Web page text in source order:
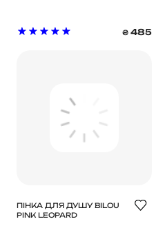
₴ 485
ПІНКА ДЛЯ ДУШУ BILOU
PINK LEOPARD